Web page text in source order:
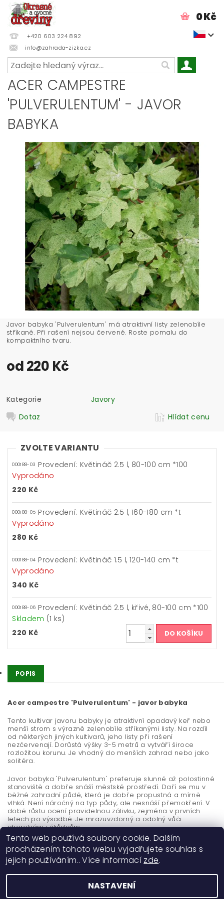
+420 603 224 892
info@zahrada-zizka.cz
0 Kč
ACER CAMPESTRE
'PULVERULENTUM' - JAVOR
BABYKA
Javor babyka 'Pulverulentum' má atraktivní listy zelenobíle
stříkané. Při rašení nejsou červené. Roste pomalu do
kompaktního tvaru.
od 220 Kč
Kategorie
Javory
Dotaz
Hlídat cenu
ZVOLTE VARIANTU
000188-03 Provedení: Květináč 2.5 l, 80-100 cm *100
Vyprodáno
220 Kč
000188-05 Provedení: Květináč 2.5 l, 160-180 cm *t
Vyprodáno
280 Kč
000188-04 Provedení: Květináč 1.5 l, 120-140 cm *t
Vyprodáno
340 Kč
000188-06 Provedení: Květináč 2.5 l, křivé, 80-100 cm *100
Skladem (1 ks)
220 Kč
POPIS
Acer campestre 'Pulverulentum' - javor babyka
Tento kultivar javoru babyky je atraktivní opadavý keř nebo
menší strom s výrazně zelenobíle stříkanými listy. Na rozdíl
od některých jiných kultivarů, jeho listy při rašení
nezčervenají. Dorůstá výšky 3-5 metrů a vytváří široce
rozložitou korunu. Je vhodný do menších zahrad nebo jako
solitéra.
Javor babyka 'Pulverulentum' preferuje slunné až polostinné
stanoviště a dobře snáší městské prostředí. Daří se mu v
běžné zahradní půdě, která je dobře propustná a mírně
vlhká. Není náročný na typ půdy, ale nesnáší přemokření. V
době růstu ocení pravidelnou zálivku, zejména v prvních
letech po výsadbě. Je mrazuvzdorný a odolný vůči
chorobám i škůdcům.
Tento web používá soubory cookie. Dalším
procházením tohoto webu vyjadřujete souhlas s
jejich používáním.. Více informací zde.
NASTAVENÍ